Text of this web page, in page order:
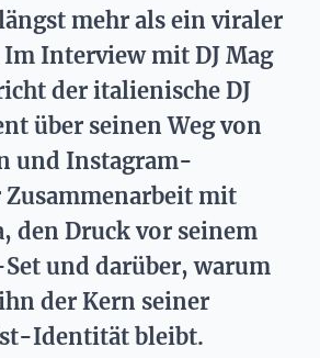
mehr als ein viraler
Interview mit DJ Mag
der italienische DJ
über seinen Weg von
und Instagram-
Zusammenarbeit mit
den Druck vor seinem
und darüber, warum
der Kern seiner
Identität bleibt.